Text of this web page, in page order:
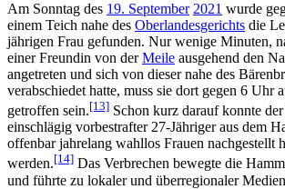
Am Sonntag des 19. September 2021 wurde
einem Teich nahe des Oberlandesgerichts die
jährigen Frau gefunden. Nur wenige Minuten,
einer Freundin von derMeile ausgehend den
angetreten und sich von dieser nahe des
verabschiedet hatte, muss sie dort gegen 6 Uhr
getroffen sein.[13] Schon kurz darauf konnte
einschlägig vorbestrafter 27-Jähriger aus dem
offenbar jahrelang wahllos Frauen nachgestellt
werden.[14] Das Verbrechen bewegte die
und führte zu lokaler und überregionaler